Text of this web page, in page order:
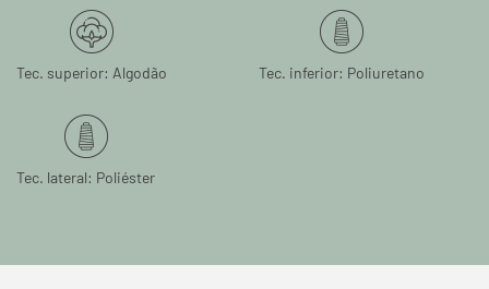
Tec. superior: Algodão Tec. inferior: Poliuretano
Tec. lateral: Poliéster